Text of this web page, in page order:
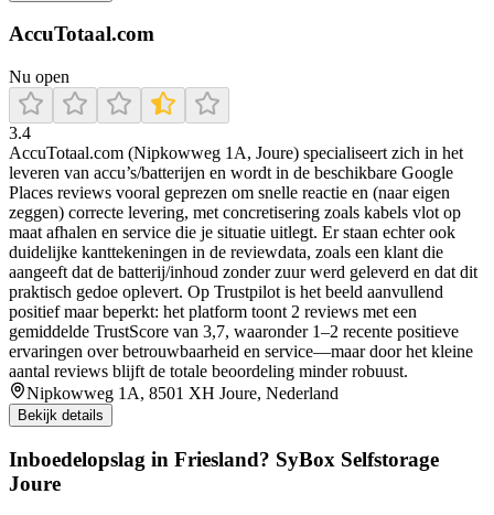
AccuTotaal.com
Nu open
3.4
AccuTotaal.com (Nipkowweg 1A, Joure) specialiseert zich in het
leveren van accu’s/batterijen en wordt in de beschikbare Google
Places reviews vooral geprezen om snelle reactie en (naar eigen
zeggen) correcte levering, met concretisering zoals kabels vlot op
maat afhalen en service die je situatie uitlegt. Er staan echter ook
duidelijke kanttekeningen in de reviewdata, zoals een klant die
aangeeft dat de batterij/inhoud zonder zuur werd geleverd en dat dit
praktisch gedoe oplevert. Op Trustpilot is het beeld aanvullend
positief maar beperkt: het platform toont 2 reviews met een
gemiddelde TrustScore van 3,7, waaronder 1–2 recente positieve
ervaringen over betrouwbaarheid en service—maar door het kleine
aantal reviews blijft de totale beoordeling minder robuust.
Nipkowweg 1A, 8501 XH Joure, Nederland
Bekijk details
Inboedelopslag in Friesland? SyBox Selfstorage
Joure